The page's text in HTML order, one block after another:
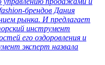
брендов Дания
рынка. И предлагает
инструмент
его оздоровления и
эксперт назвала